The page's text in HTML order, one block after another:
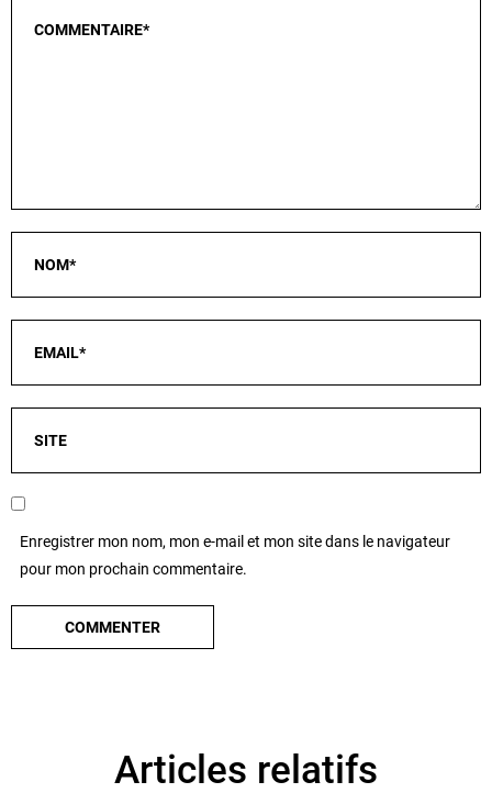
Enregistrer mon nom, mon e-mail et mon site dans le navigateur
pour mon prochain commentaire.
Articles relatifs